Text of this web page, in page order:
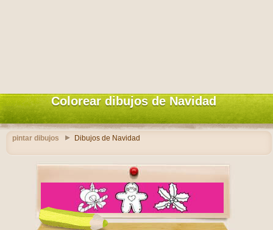
Colorear dibujos de Navidad
pintar dibujos Dibujos de Navidad